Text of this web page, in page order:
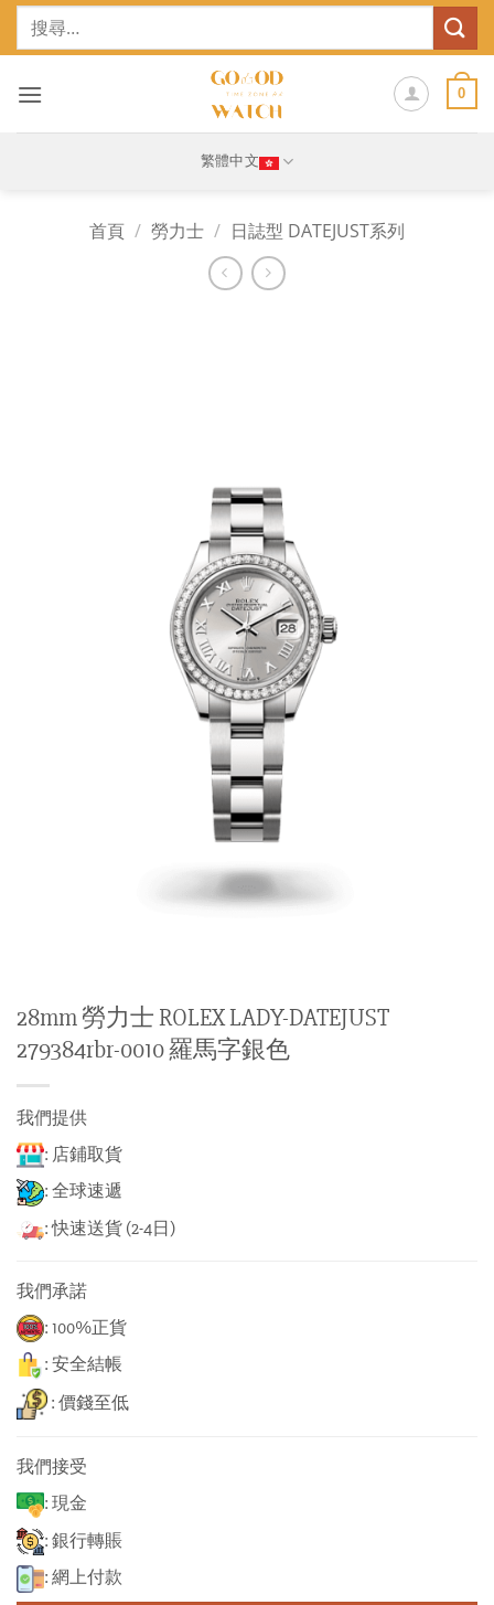
Skip
鍵
0
繁體中文
首頁 / 勞力士 / 日誌型 DATEJUST系列
28mm 勞力士 ROLEX LADY-DATEJUST
279384rbr-0010 羅馬字銀色
我們提供
: 店鋪取貨
: 全球速遞
: 快速送貨 (2-4日)
我們承諾
: 100%正貨
: 安全結帳
: 價錢至低
我們接受
: 現金
: 銀行轉賬
: 網上付款